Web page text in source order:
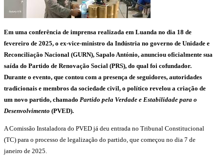
Em uma conferência de imprensa realizada em Luanda no dia 18 de
fevereiro de 2025, o ex-vice-ministro da Indústria no governo de Unidade e
Reconciliação Nacional (GURN), Sapalo António, anunciou oficialmente sua
saída do Partido de Renovação Social (PRS), do qual foi cofundador.
Durante o evento, que contou com a presença de seguidores, autoridades
tradicionais e membros da sociedade civil, o político revelou a criação de
um novo partido, chamado Partido pela Verdade e Estabilidade para o
Desenvolvimento (PVED).
A Comissão Instaladora do PVED já deu entrada no Tribunal Constitucional
(TC) para o processo de legalização do partido, que começou no dia 7 de
janeiro de 2025.